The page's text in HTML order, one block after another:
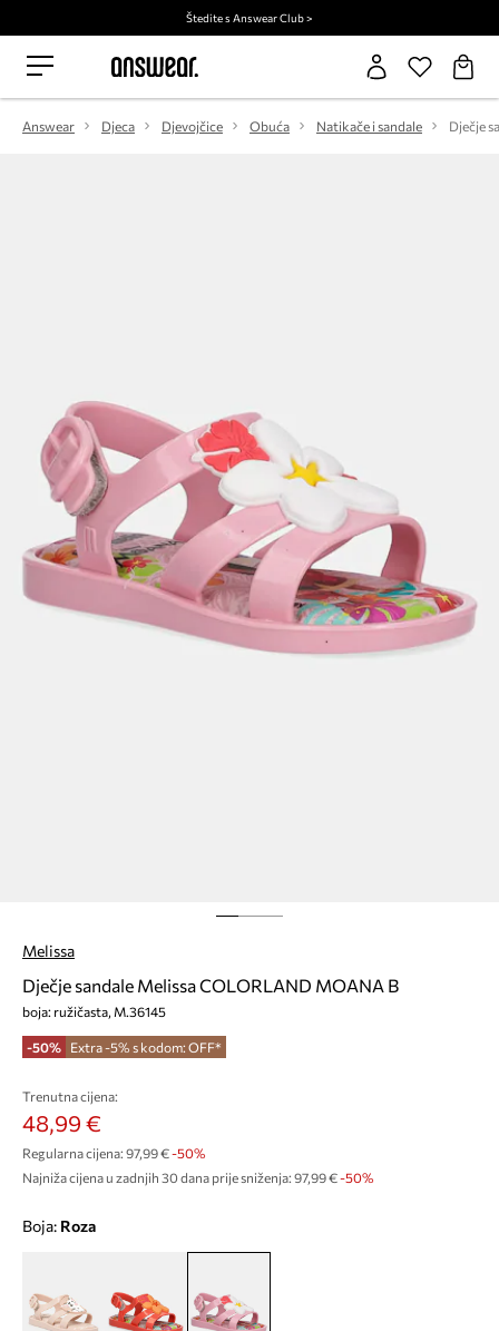
Štedite s Answear Club >
Answear Djeca Djevojčice Obuća Natikače i sandale
Melissa
Dječje sandale Melissa COLORLAND MOANA B
boja: ružičasta, M.36145
-50% Extra -5% s kodom: OFF*
Trenutna cijena:
48,99 €
Regularna cijena: 97,99 €-50%
Najniža cijena u zadnjih 30 dana prije sniženja: 97,99 € -50%
Boja: roza